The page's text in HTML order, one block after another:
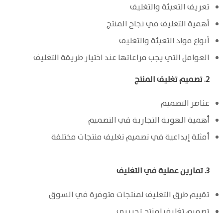
تعريف التعبئة والتغليف
أهمية التغليف في نجاح المنتج
أنواع مواد التعبئة والتغليف
العوامل التي يجب مراعاتها عند اختيار طريقة التغليف
2. تصميم تغليف المنتج
عناصر التصميم
أهمية الهوية التجارية في التصميم
أمثلة إبداعية في تصميم تغليف منتجات مختلفة
3. تمارين عملية في التغليف
تقييم طرق التغليف لمنتجات متوفرة في السوق